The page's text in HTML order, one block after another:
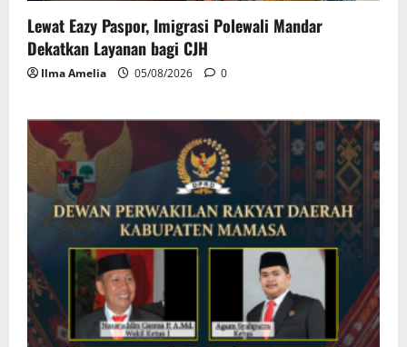
Lewat Eazy Paspor, Imigrasi Polewali Mandar
Dekatkan Layanan bagi CJH
Ilma Amelia 05/08/2026 0